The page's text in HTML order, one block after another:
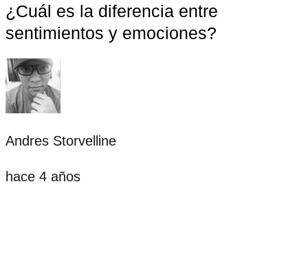
¿Cuál es la diferencia entre
sentimientos y emociones?
Andres Storvelline
hace 4 años